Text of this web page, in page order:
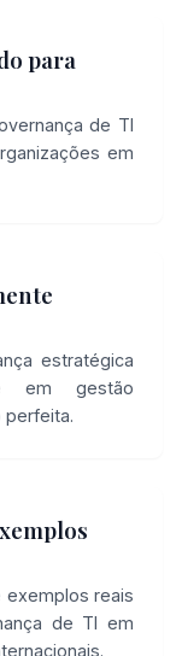
para
de TI
em
estratégica
em gestão
perfeita.
exemplos reais
de TI em